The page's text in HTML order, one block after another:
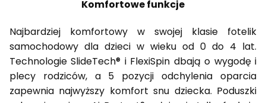
Komfortowe funkcje
Najbardziej komfortowy w swojej klasie fotelik
samochodowy dla dzieci w wieku od 0 do 4 lat.
Technologie SlideTech® i FlexiSpin dbają o wygodę i
plecy rodziców, a 5 pozycji odchylenia oparcia
zapewnia najwyższy komfort snu dziecka. Poduszki